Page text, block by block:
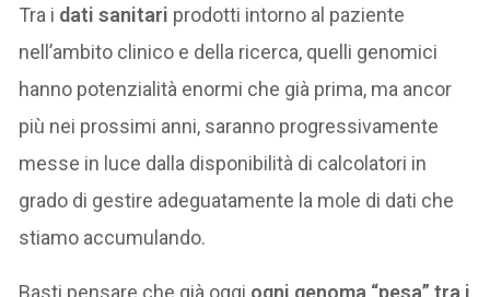
Tra i dati sanitari prodotti intorno al paziente
nell’ambito clinico e della ricerca, quelli genomici
hanno potenzialità enormi che già prima, ma ancor
più nei prossimi anni, saranno progressivamente
messe in luce dalla disponibilità di calcolatori in
grado di gestire adeguatamente la mole di dati che
stiamo accumulando.